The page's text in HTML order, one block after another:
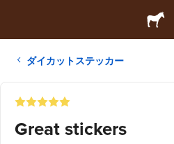
ダイカットステッカー
Great stickers